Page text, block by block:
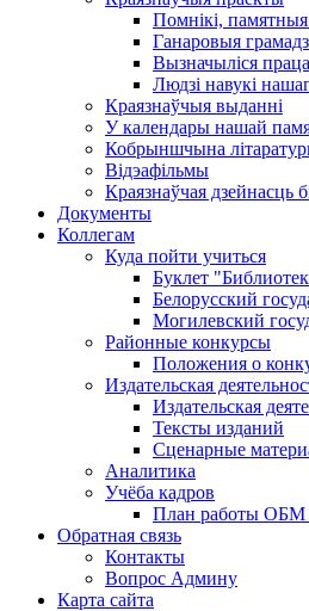
Помнікі,
Ганаровыя
Вызначыліся
Людзі навукі
Краязнаўчыя выданні
У календары нашай
Кобрыншчына
Відэафільмы
Краязнаўчая дзейнасць
Документы
Коллегам
Куда пойти учиться
Буклет
Белорусский
Могилевский
Районные конкурсы
Положения о
Издательская
Издательская
Тексты изданий
Сценарные
Аналитика
Учёба кадров
План работы ОБМ
Обратная связь
Контакты
Вопрос Админу
Карта сайта